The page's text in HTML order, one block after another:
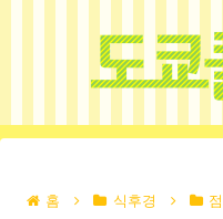
홈 식후경